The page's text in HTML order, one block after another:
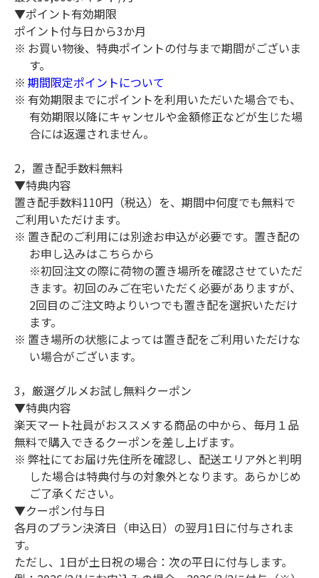
▼ポイント有効期限
ポイント付与日から3か月
お買い物後、特典ポイントの付与まで期間がございま
す。
期間限定ポイントについて
有効期限までにポイントを利用いただいた場合でも、
有効期限以降にキャンセルや金額修正などが生じた場
合には返還されません。
2，置き配手数料無料
▼特典内容
置き配手数料110円（税込）を、期間中何度でも無料で
ご利用いただけます。
置き配のご利用には別途お申込が必要です。置き配の
お申し込みはこちらから
※初回注文の際に荷物の置き場所を確認させていただ
きます。初回のみご在宅いただく必要がありますが、
2回目のご注文時よりいつでも置き配を選択いただけ
ます。
置き場所の状態によっては置き配をご利用いただけな
い場合がございます。
3，厳選グルメお試し無料クーポン
▼特典内容
楽天マート社員がおススメする商品の中から、毎月１品
無料で購入できるクーポンを差し上げます。
弊社にてお届け先住所を確認し、配送エリア外と判明
した場合は特典付与の対象外となります。あらかじめ
ご了承ください。
▼クーポン付与日
各月のプラン決済日（申込日）の翌月1日に付与されま
す。
ただし、1日が土日祝の場合：次の平日に付与します。